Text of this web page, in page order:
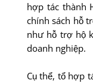
hợp tác thành
chính sách hỗ
như hỗ trợ hộ
doanh nghiệp.
Cụ thể, tổ hợp